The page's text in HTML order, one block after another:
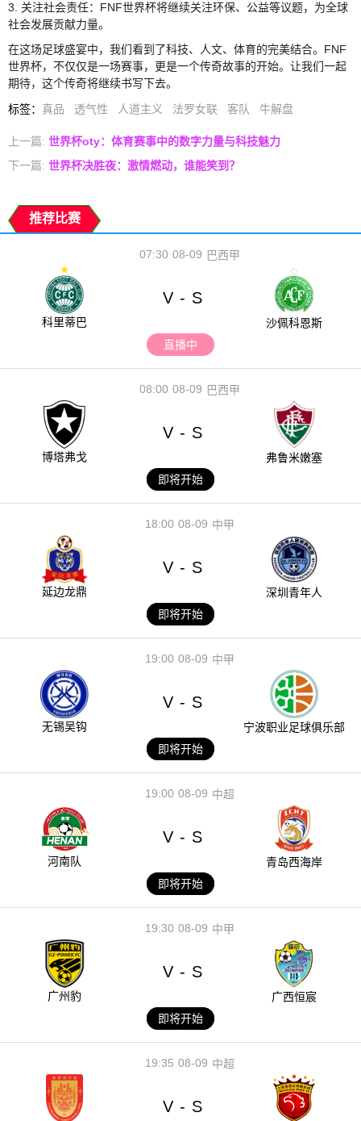
3. 关注社会责任：FNF世界杯将继续关注环保、公益等议题，为全球
社会发展贡献力量。
在这场足球盛宴中，我们看到了科技、人文、体育的完美结合。FNF
世界杯，不仅仅是一场赛事，更是一个传奇故事的开始。让我们一起
期待，这个传奇将继续书写下去。
标签： 真品 透气性 人道主义 法罗女联 客队 牛解盘
上一篇: 世界杯oty：体育赛事中的数字力量与科技魅力
下一篇: 世界杯决胜夜：激情燃动，谁能笑到？
推荐比赛
08-09
07:30 巴西甲
科里蒂巴
V - S
沙佩科恩斯
直播中
08-09
08:00 巴西甲
博塔弗戈
V - S
弗鲁米嫩塞
即将开始
08-09
18:00 中甲
延边龙鼎
V - S
深圳青年人
即将开始
08-09
19:00 中甲
无锡吴钩
V - S
宁波职业足球俱乐部
即将开始
08-09
19:00 中超
河南队
V - S
青岛西海岸
即将开始
08-09
19:30 中甲
广州豹
V - S
广西恒宸
即将开始
08-09
19:35 中超
V - S